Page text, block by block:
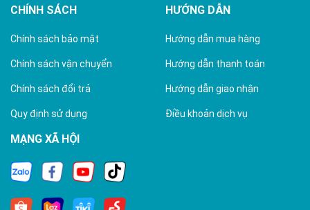
CHÍNH SÁCH
Chính sách bảo mật
Chính sách vận chuyển
Chính sách đổi trả
Quy định sử dụng
HƯỚNG DẪN
Hướng dẫn mua hàng
Hướng dẫn thanh toán
Hướng dẫn giao nhận
Điều khoản dịch vụ
MẠNG XÃ HỘI